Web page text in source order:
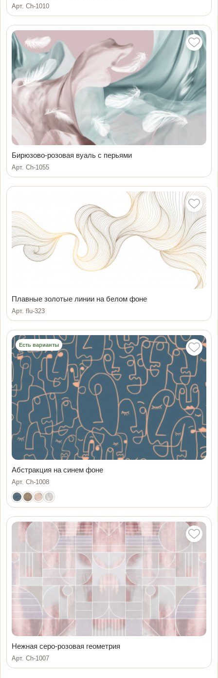
Арт. Ch-1010
Бирюзово-розовая вуаль с перьями
Арт. Ch-1055
Плавные золотые линии на белом фоне
Арт. flu-323
Есть варианты
Абстракция на синем фоне
Арт. Ch-1008
Нежная серо-розовая геометрия
Арт. Ch-1007